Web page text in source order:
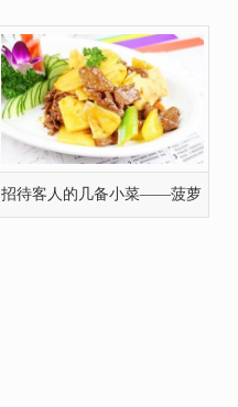
招待客人的几备小菜——菠萝